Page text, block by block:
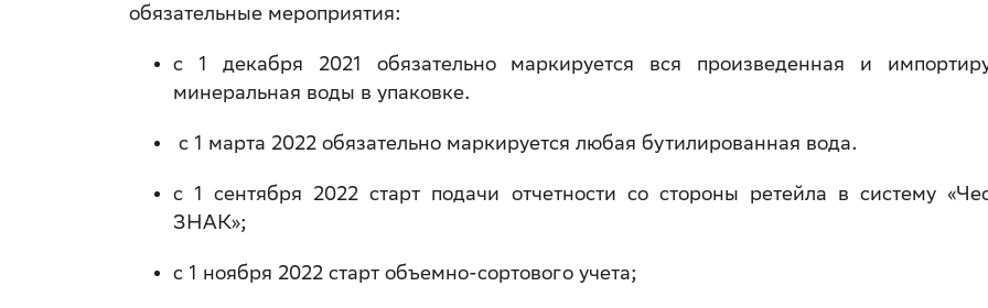
обязательные мероприятия:
с 1 декабря 2021 обязательно маркируется вся произведенная и
минеральная воды в упаковке.
с 1 марта 2022 обязательно маркируется любая бутилированная вода.
с 1 сентября 2022 старт подачи отчетности со стороны ретейла в систему
ЗНАК»;
с 1 ноября 2022 старт объемно-сортового учета;